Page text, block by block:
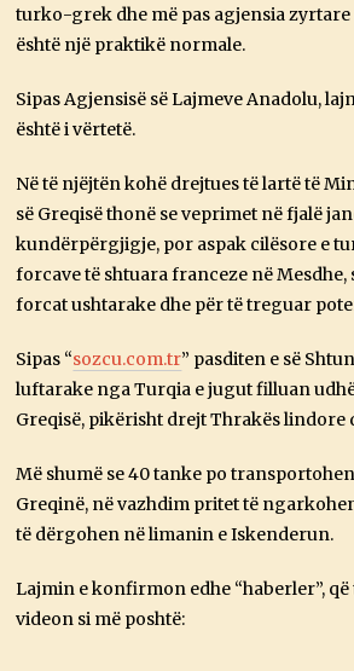
2
turko-grek dhe më pas agjensia zyrtare
është një praktikë normale.
Sipas Agjensisë së Lajmeve Anadolu,
është i vërtetë.
Në të njëjtën kohë drejtues të lartë të
së Greqisë thonë se veprimet në fjalë
kundërpërgjigje, por aspak cilësore e
forcave të shtuara franceze në Mesdhe,
forcat ushtarake dhe për të treguar
Sipas “sozcu.com.tr” pasditen e së
luftarake nga Turqia e jugut filluan
Greqisë, pikërisht drejt Thrakës lindore
Më shumë se 40 tanke po
Greqinë, në vazhdim pritet të
të dërgohen në limanin e Iskenderun.
Lajmin e konfirmon edhe “haberler”,
videon si më poshtë: